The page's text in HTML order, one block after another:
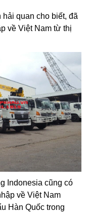
quan cho biết, đã
về Việt Nam từ thị
Indonesia cũng có
về Việt Nam
Hàn Quốc trong